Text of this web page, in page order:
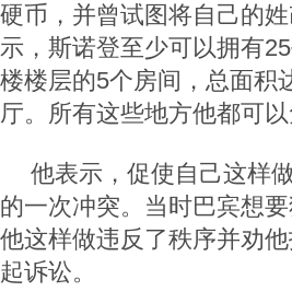
硬币，并曾试图将自己的
示，斯诺登至少可以拥有
楼楼层的5个房间，总面积
厅。所有这些地方他都可以
他表示，促使自己这样
的一次冲突。当时巴宾想
他这样做违反了秩序并劝
起诉讼。